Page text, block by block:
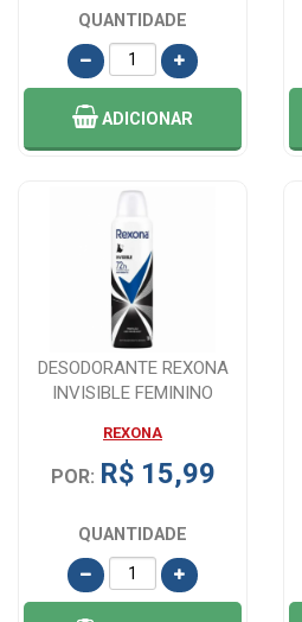
QUANTIDADE
ADICIONAR
DESODORANTE REXONA
INVISIBLE FEMININO
REXONA
POR: R$ 15,99
QUANTIDADE